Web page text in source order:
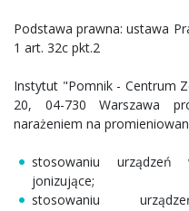
Podstawa prawna: ustawa
1 art. 32c pkt.2
Instytut "Pomnik - Centrum
20, 04-730 Warszawa
narażeniem na
stosowaniu urządzeń
jonizujące;
stosowaniu